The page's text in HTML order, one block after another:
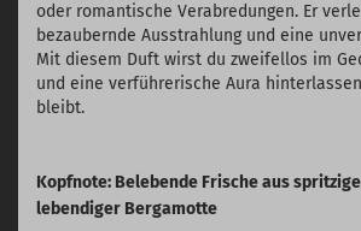
oder romantische Verabredungen. Er
bezaubernde Ausstrahlung und eine
Mit diesem Duft wirst du zweifellos im
und eine verführerische Aura
bleibt.
Kopfnote: Belebende Frische aus
lebendiger Bergamotte